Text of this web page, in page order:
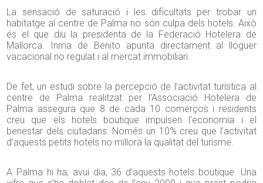
La sensació de saturació i les dificultats per trobar un
habitatge al centre de Palma no són culpa dels hotels. Això
és el que diu la presidenta de la Federació Hotelera de
Mallorca. Inma de Benito apunta directament al lloguer
vacacional no regulat i al mercat immobiliari.
De fet, un estudi sobre la percepció de l’activitat turística al
centre de Palma realitzat per l’Associació Hotelera de
Palma assegura que 8 de cada 10 comerços i residents
creu que els hotels boutique impulsen l’economia i el
benestar dels ciutadans. Només un 10% creu que l’activitat
d’aquests petits hotels no millora la qualitat del turisme.
A Palma hi ha, avui dia, 36 d’aquests hotels boutique. Una